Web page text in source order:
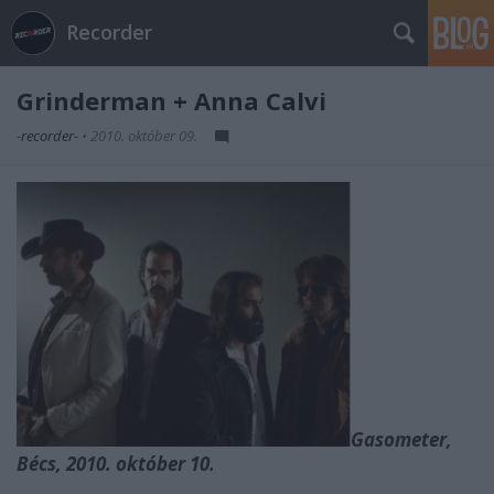
Recorder
Grinderman + Anna Calvi
-recorder- • 2010. október 09.
Gasometer,
Bécs, 2010. október 10.